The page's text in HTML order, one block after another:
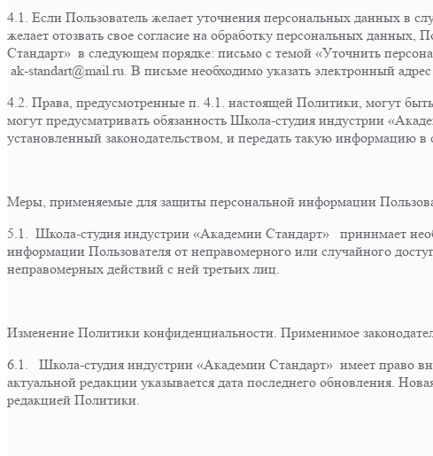
4.1. Если Пользователь желает уточнения персональных данных в
желает отозвать свое согласие на обработку персональных
Стандарт» в следующем порядке: письмо с темой «Уточнить
ak-standart@mail.ru. В письме необходимо указать электронный
4.2. Права, предусмотренные п. 4.1. настоящей Политики, могут
могут предусматривать обязанность Школа-студия индустрии
установленный законодательством, и передать такую информацию в
Меры, применяемые для защиты персональной информации
5.1. Школа-студия индустрии «Академии Стандарт» принимает
информации Пользователя от неправомерного или случайного
неправомерных действий с ней третьих лиц.
Изменение Политики конфиденциальности. Применимое
6.1. Школа-студия индустрии «Академии Стандарт» имеет право
актуальной редакции указывается дата последнего обновления.
редакцией Политики.